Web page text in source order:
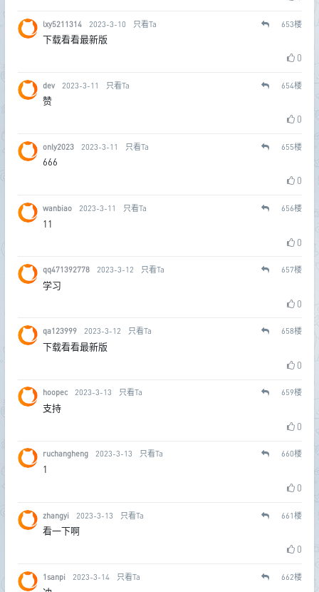
lxy5211314 2023-3-10 只看Ta 653楼
下载看看最新版
0
dev 2023-3-11 只看Ta 654楼
赞
0
only2023 2023-3-11 只看Ta 655楼
666
0
wanbiao 2023-3-11 只看Ta 656楼
11
0
qq471392778 2023-3-12 只看Ta 657楼
学习
0
qa123999 2023-3-12 只看Ta 658楼
下载看看最新版
0
hoopec 2023-3-13 只看Ta 659楼
支持
0
ruchangheng 2023-3-13 只看Ta 660楼
1
0
zhangyi 2023-3-13 只看Ta 661楼
看一下啊
0
1sanpi 2023-3-14 只看Ta 662楼